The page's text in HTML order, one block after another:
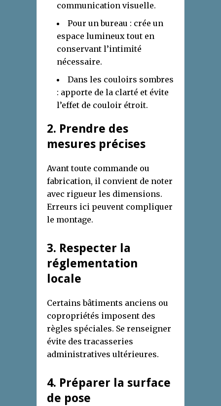
communication visuelle.
Pour un bureau : crée un
espace lumineux tout en
conservant l’intimité
nécessaire.
Dans les couloirs sombres
: apporte de la clarté et évite
l’effet de couloir étroit.
2. Prendre des
mesures précises
Avant toute commande ou
fabrication, il convient de noter
avec rigueur les dimensions.
Erreurs ici peuvent compliquer
le montage.
3. Respecter la
réglementation
locale
Certains bâtiments anciens ou
copropriétés imposent des
règles spéciales. Se renseigner
évite des tracasseries
administratives ultérieures.
4. Préparer la surface
de pose